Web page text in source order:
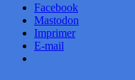
Facebook
Mastodon
Imprimer
E-mail